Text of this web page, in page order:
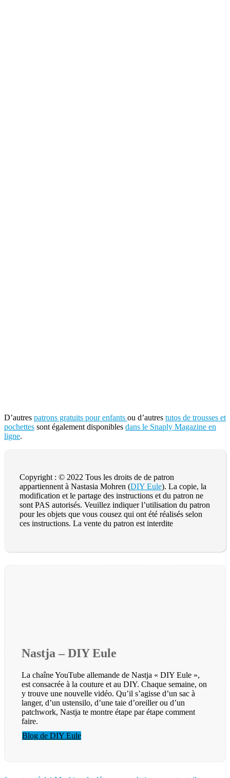
D’autres patrons gratuits pour enfants ou d’autres tutos de trousses et
pochettes sont également disponibles dans le Snaply Magazine en
ligne.
Copyright : © 2022 Tous les droits de de patron
appartiennent à Nastasia Mohren (DIY Eule). La copie, la
modification et le partage des instructions et du patron ne
sont PAS autorisés. Veuillez indiquer l’utilisation du patron
pour les objets que vous cousez qui ont été réalisés selon
ces instructions. La vente du patron est interdite
Nastja – DIY Eule
La chaîne YouTube allemande de Nastja « DIY Eule »,
est consacrée à la couture et au DIY. Chaque semaine, on
y trouve une nouvelle vidéo. Qu’il s’agisse d’un sac à
langer, d’un ustensilo, d’une taie d’oreiller ou d’un
patchwork, Nastja te montre étape par étape comment
faire.
Blog de DIY Eule